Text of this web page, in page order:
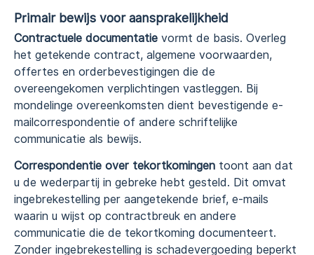
Primair bewijs voor aansprakelijkheid
Contractuele documentatie vormt de basis. Overleg
het getekende contract, algemene voorwaarden,
offertes en orderbevestigingen die de
overeengekomen verplichtingen vastleggen. Bij
mondelinge overeenkomsten dient bevestigende e-
mailcorrespondentie of andere schriftelijke
communicatie als bewijs.
Correspondentie over tekortkomingen toont aan dat
u de wederpartij in gebreke hebt gesteld. Dit omvat
ingebrekestelling per aangetekende brief, e-mails
waarin u wijst op contractbreuk en andere
communicatie die de tekortkoming documenteert.
Zonder ingebrekestelling is schadevergoeding beperkt